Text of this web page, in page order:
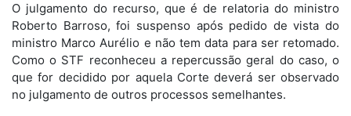
O julgamento do recurso, que é de relatoria do ministro
Roberto Barroso, foi suspenso após pedido de vista do
ministro Marco Aurélio e não tem data para ser retomado.
Como o STF reconheceu a repercussão geral do caso, o
que for decidido por aquela Corte deverá ser observado
no julgamento de outros processos semelhantes.